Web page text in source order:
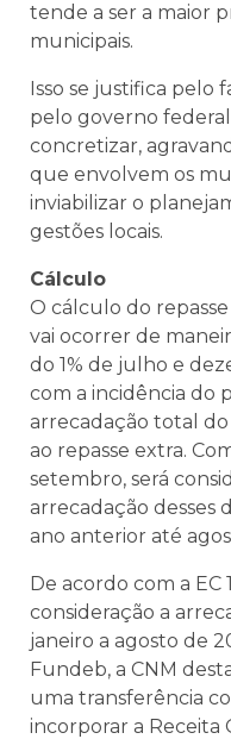
tende a ser a maior
municipais.
Isso se justifica pelo
pelo governo
concretizar,
que envolvem os
inviabilizar o
gestões locais.
Cálculo
O cálculo do
vai ocorrer de
do 1% de julho e
com a incidência do
arrecadação total
ao repasse extra.
setembro, será
arrecadação desses
ano anterior até
De acordo com a EC
consideração a
janeiro a agosto de
Fundeb, a CNM
uma transferência
incorporar a Receita